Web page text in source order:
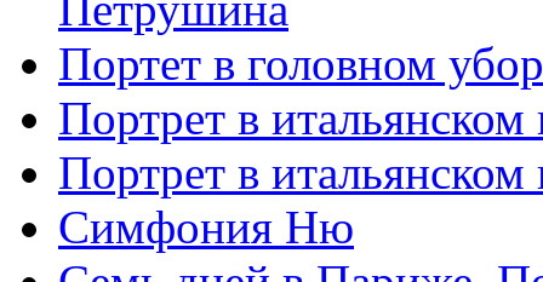
Портет в головном
Портрет в
Портрет в
Симфония Ню